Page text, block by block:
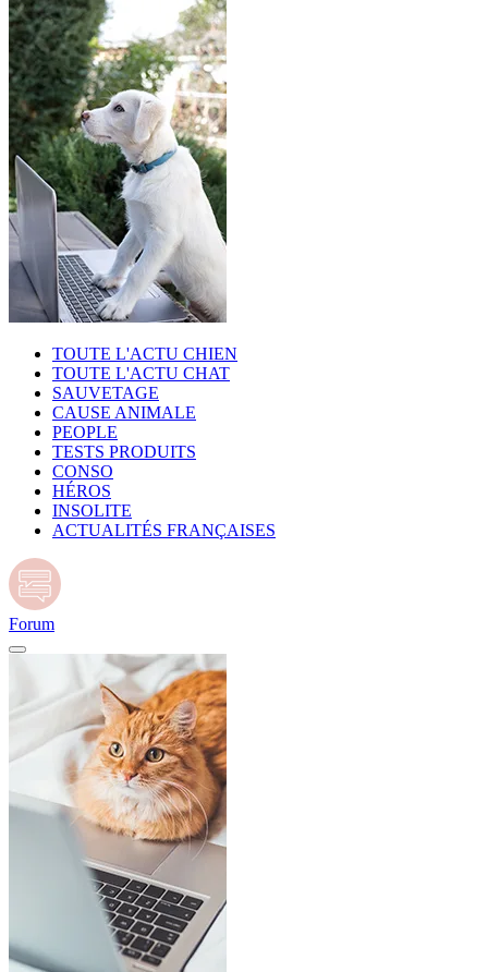
TOUTE L'ACTU CHIEN
TOUTE L'ACTU CHAT
SAUVETAGE
CAUSE ANIMALE
PEOPLE
TESTS PRODUITS
CONSO
HÉROS
INSOLITE
ACTUALITÉS FRANÇAISES
Forum